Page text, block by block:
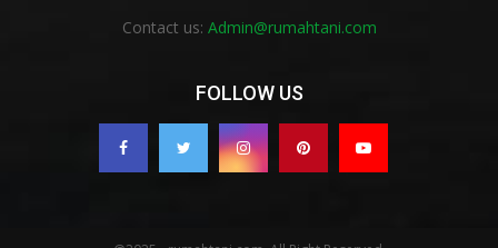
Contact us: Admin@rumahtani.com
FOLLOW US